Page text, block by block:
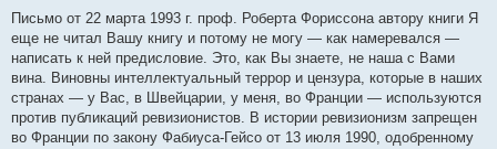
Письмо от 22 марта 1993 г. проф. Роберта Фориссона автору книги Я
еще не читал Вашу книгу и потому не могу — как намеревался —
написать к ней предисловие. Это, как Вы знаете, не наша с Вами
вина. Виновны интеллектуальный террор и цензура, которые в наших
странах — у Вас, в Швейцарии, у меня, во Франции — используются
против публикаций ревизионистов. В истории ревизионизм запрещен
во Франции по закону Фабиуса-Гейсо от 13 июля 1990, одобренному